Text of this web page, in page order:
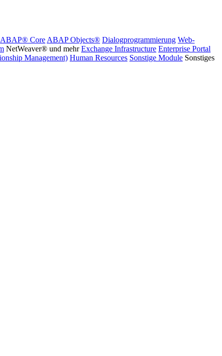
ABAP® Core ABAP Objects® Dialogprogrammierung Web-
NetWeaver® und mehr Exchange Infrastructure Enterprise Portal
Management) Human Resources Sonstige Module Sonstiges